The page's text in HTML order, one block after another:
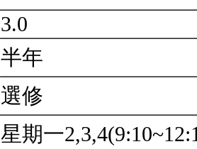
3.0
半年
選修
星期一